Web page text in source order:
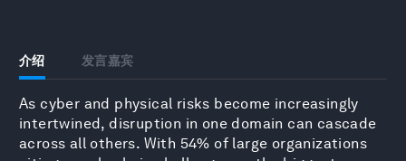
介绍 发言嘉宾
As cyber and physical risks become increasingly
intertwined, disruption in one domain can cascade
across all others. With 54% of large organizations